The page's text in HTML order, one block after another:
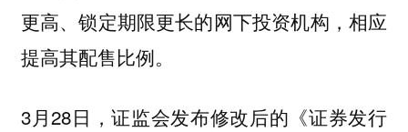
更高、锁定期限更长的网下投资机构，相应
提高其配售比例。
3月28日，证监会发布修改后的《证券发行